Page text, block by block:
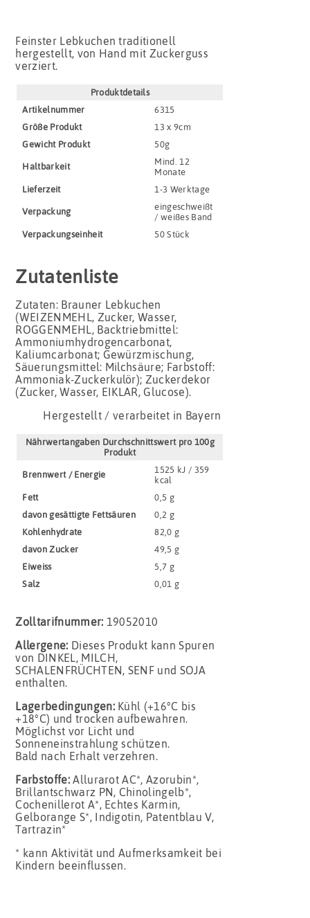
Feinster Lebkuchen traditionell
hergestellt, von Hand mit Zuckerguss
verziert.
Produktdetails
Artikel­nummer
6315
Größe Produkt
13 x 9cm
Gewicht Produkt
50g
Haltbar­keit
Mind. 12
Monate
Lieferzeit
1-3 Werktage
Verpackung
eingeschweißt
/ weißes Band
Verpackungs­einheit
50 Stück
Zutatenliste
Zutaten: Brauner Lebkuchen
(WEIZENMEHL, Zucker, Wasser,
ROGGENMEHL, Backtriebmittel:
Ammoniumhydrogencarbonat,
Kaliumcarbonat; Gewürzmischung,
Säuerungsmittel: Milchsäure; Farbstoff:
Ammoniak-Zuckerkulör); Zuckerdekor
(Zucker, Wasser, EIKLAR, Glucose).
Hergestellt / verarbeitet in Bayern
Nährwertangaben Durchschnittswert pro 100g
Produkt
Brennwert / Energie
1525 kJ / 359
kcal
Fett
0,5 g
davon gesättigte Fettsäuren
0,2 g
Kohlenhydrate
82,0 g
davon Zucker
49,5 g
Eiweiss
5,7 g
Salz
0,01 g
Zolltarifnummer: 19052010
Allergene: Dieses Produkt kann Spuren
von DINKEL, MILCH,
SCHALENFRÜCHTEN, SENF und SOJA
enthalten.
Lagerbedingungen: Kühl (+16°C bis
+18°C) und trocken aufbewahren.
Möglichst vor Licht und
Sonneneinstrahlung schützen.
Bald nach Erhalt verzehren.
Farbstoffe:Allurarot AC*, Azorubin*,
Brillantschwarz PN, Chinolingelb*,
Cochenillerot A*, Echtes Karmin,
Gelborange S*, Indigotin, Patentblau V,
Tartrazin*
* kann Aktivität und Aufmerksamkeit bei
Kindern beeinflussen.